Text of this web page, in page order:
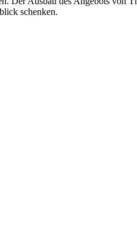
schenken.